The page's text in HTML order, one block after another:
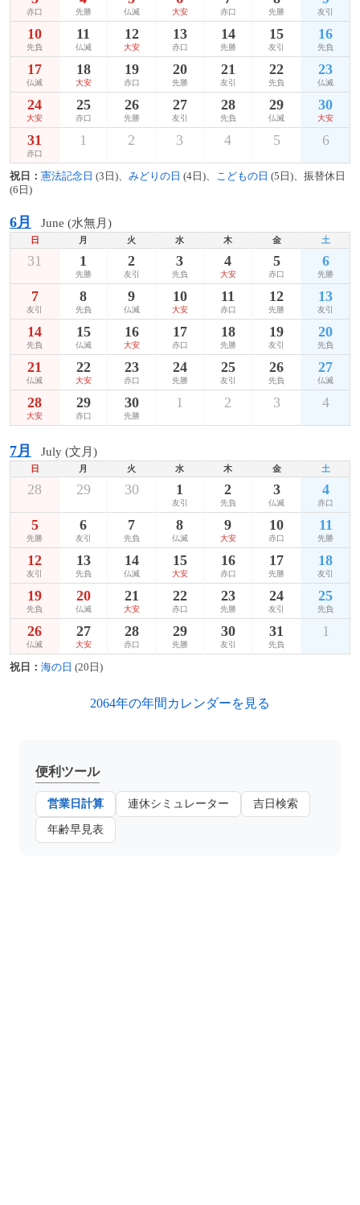
赤口 先勝 仏滅 大安 赤口 先勝 友引
10
先負
11
仏滅
12
大安
13
赤口
14
先勝
15
友引
16
先負
17
仏滅
18
大安
19
赤口
20
先勝
21
友引
22
先負
23
仏滅
24
大安
25
赤口
26
先勝
27
友引
28
先負
29
仏滅
30
大安
31
赤口
1 2 3 4 5 6
祝日： 憲法記念日 (3日)、 みどりの日 (4日)、 こどもの日 (5日)、振替休日
(6日)
6月 June (水無月)
日 月 火 水 木 金 土
31 1
先勝
2
友引
3
先負
4
大安
5
赤口
6
先勝
7
友引
8
先負
9
仏滅
10
大安
11
赤口
12
先勝
13
友引
14
先負
15
仏滅
16
大安
17
赤口
18
先勝
19
友引
20
先負
21
仏滅
22
大安
23
赤口
24
先勝
25
友引
26
先負
27
仏滅
28
大安
29
赤口
30
先勝
1 2 3 4
7月 July (文月)
日 月 火 水 木 金 土
28 29 30 1
友引
2
先負
3
仏滅
4
赤口
5
先勝
6
友引
7
先負
8
仏滅
9
大安
10
赤口
11
先勝
12
友引
13
先負
14
仏滅
15
大安
16
赤口
17
先勝
18
友引
19
先負
20
仏滅
21
大安
22
赤口
23
先勝
24
友引
25
先負
26
仏滅
27
大安
28
赤口
29
先勝
30
友引
31
先負
1
祝日： 海の日 (20日)
2064年の年間カレンダーを見る
便利ツール
営業日計算 連休シミュレーター 吉日検索
年齢早見表